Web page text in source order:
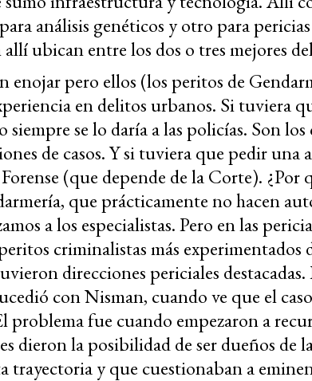
análisis genéticos y otro para
ubican entre los dos o tres mejores
enojar pero ellos (los peritos de
en delitos urbanos. Si tuviera
se lo daría a las policías. Son
de casos. Y si tuviera que pedir una
(que depende de la Corte). ¿Por
que prácticamente no hacen
a los especialistas. Pero en las
criminalistas más experimentados
direcciones periciales destacadas.
con Nisman, cuando ve que el
problema fue cuando empezaron a
dieron la posibilidad de ser dueños de
trayectoria y que cuestionaban a